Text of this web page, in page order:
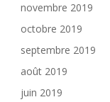
novembre 2019
octobre 2019
septembre 2019
août 2019
juin 2019